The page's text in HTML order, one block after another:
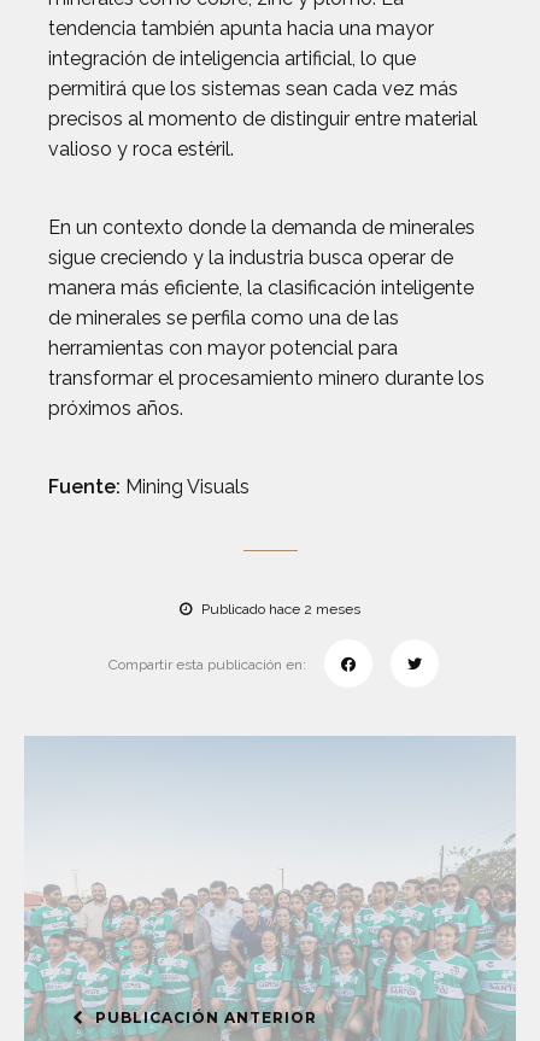
tendencia también apunta hacia una mayor
integración de inteligencia artificial, lo que
permitirá que los sistemas sean cada vez más
precisos al momento de distinguir entre material
valioso y roca estéril.
En un contexto donde la demanda de minerales
sigue creciendo y la industria busca operar de
manera más eficiente, la clasificación inteligente
de minerales se perfila como una de las
herramientas con mayor potencial para
transformar el procesamiento minero durante los
próximos años.
Fuente: Mining Visuals
Publicado hace 2 meses
Compartir esta publicación en:
PUBLICACIÓN ANTERIOR